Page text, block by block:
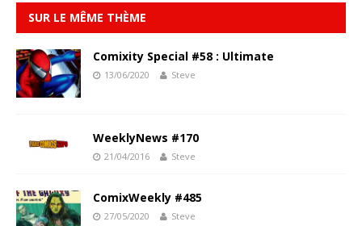
SUR LE MÊME THÈME
Comixity Special #58 : Ultimate
13/06/2020 Steve
WeeklyNews #170
21/04/2016 Steve
ComixWeekly #485
27/05/2020 Steve